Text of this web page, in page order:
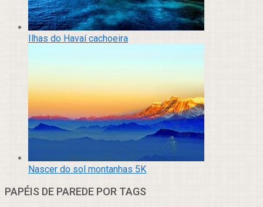
Ilhas do Havaí cachoeira
Nascer do sol montanhas 5K
PAPÉIS DE PAREDE POR TAGS